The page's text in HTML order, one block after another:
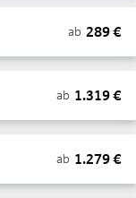
ab 289€
ab 1.319€
ab 1.279€